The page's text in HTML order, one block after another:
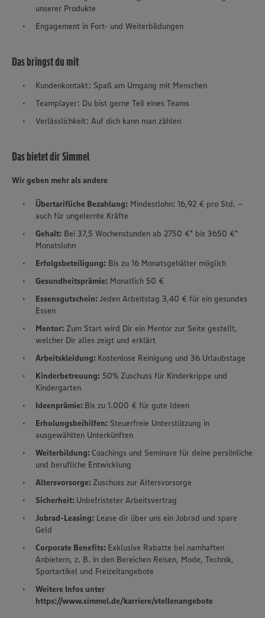
unserer Produkte
Engagement in Fort- und Weiterbildungen
Das bringst du mit
Kundenkontakt: Spaß am Umgang mit Menschen
Teamplayer: Du bist gerne Teil eines Teams
Verlässlichkeit: Auf dich kann man zählen
Das bietet dir Simmel
Wir geben mehr als andere
Übertarifliche Bezahlung: Mindestlohn: 16,92 € pro Std. –
auch für ungelernte Kräfte
Gehalt: Bei 37,5 Wochenstunden ab 2750 €* bis 3650 €*
Monatslohn
Erfolgsbeteiligung: Bis zu 16 Monatsgehälter möglich
Gesundheitsprämie: Monatlich 50 €
Essensgutschein:Jeden Arbeitstag 3,40 € für ein gesundes
Essen
Mentor: Zum Start wird Dir ein Mentor zur Seite gestellt,
welcher Dir alles zeigt und erklärt
Arbeitskleidung: Kostenlose Reinigung und 36 Urlaubstage
Kinderbetreuung: 50% Zuschuss für Kinderkrippe und
Kindergarten
Ideenprämie: Bis zu 1.000 € für gute Ideen
Erholungsbeihilfen: Steuerfreie Unterstützung in
ausgewählten Unterkünften
Weiterbildung:Coachings und Seminare für deine persönliche
und berufliche Entwicklung
Altersvorsorge: Zuschuss zur Altersvorsorge
Sicherheit: Unbefristeter Arbeitsvertrag
Jobrad-Leasing: Lease dir über uns ein Jobrad und spare
Geld
Corporate Benefits: Exklusive Rabatte bei namhaften
Anbietern, z. B. in den Bereichen Reisen, Mode, Technik,
Sportartikel und Freizeitangebote
Weitere Infos unter
https://www.simmel.de/karriere/stellenangebote